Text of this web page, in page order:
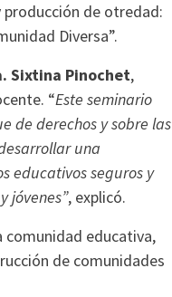
producción de otredad:
Diversa”.
Sixtina Pinochet,
“Este seminario
de derechos y sobre las
una
educativos seguros y
jóvenes”, explicó.
comunidad educativa,
de comunidades